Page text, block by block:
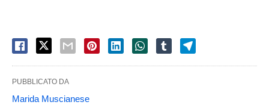
PUBBLICATO DA
Marida Muscianese